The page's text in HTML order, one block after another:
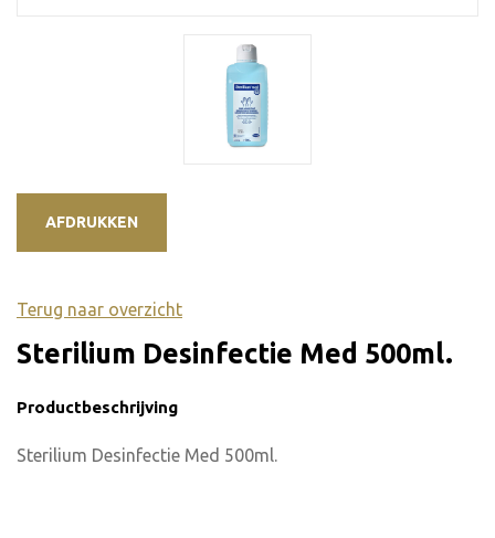
AFDRUKKEN
Terug naar overzicht
Sterilium Desinfectie Med 500ml.
Productbeschrijving
Sterilium Desinfectie Med 500ml.